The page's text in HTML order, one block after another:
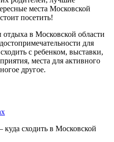
места Московской
посетить!
в Московской области
для
с ребенком, выставки,
места для активного
другое.
сходить в Московской